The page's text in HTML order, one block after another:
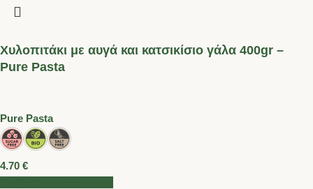
Χυλοπιτάκι με αυγά και κατσικίσιο γάλα 400gr –
Pure Pasta
Pure Pasta
4.70 €